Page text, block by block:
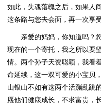
如此，失魂落魄之后，如果人
这条路与您去会面，再一次享
亲爱的妈妈，你知道吗？
现在的一个寄托，我之所以要
情。两个孙子天资聪颖，我看
命延续，这一双可爱的小宝贝
山银山不如有这两个活蹦乱跳
愿他们健康成长，不求富贵，